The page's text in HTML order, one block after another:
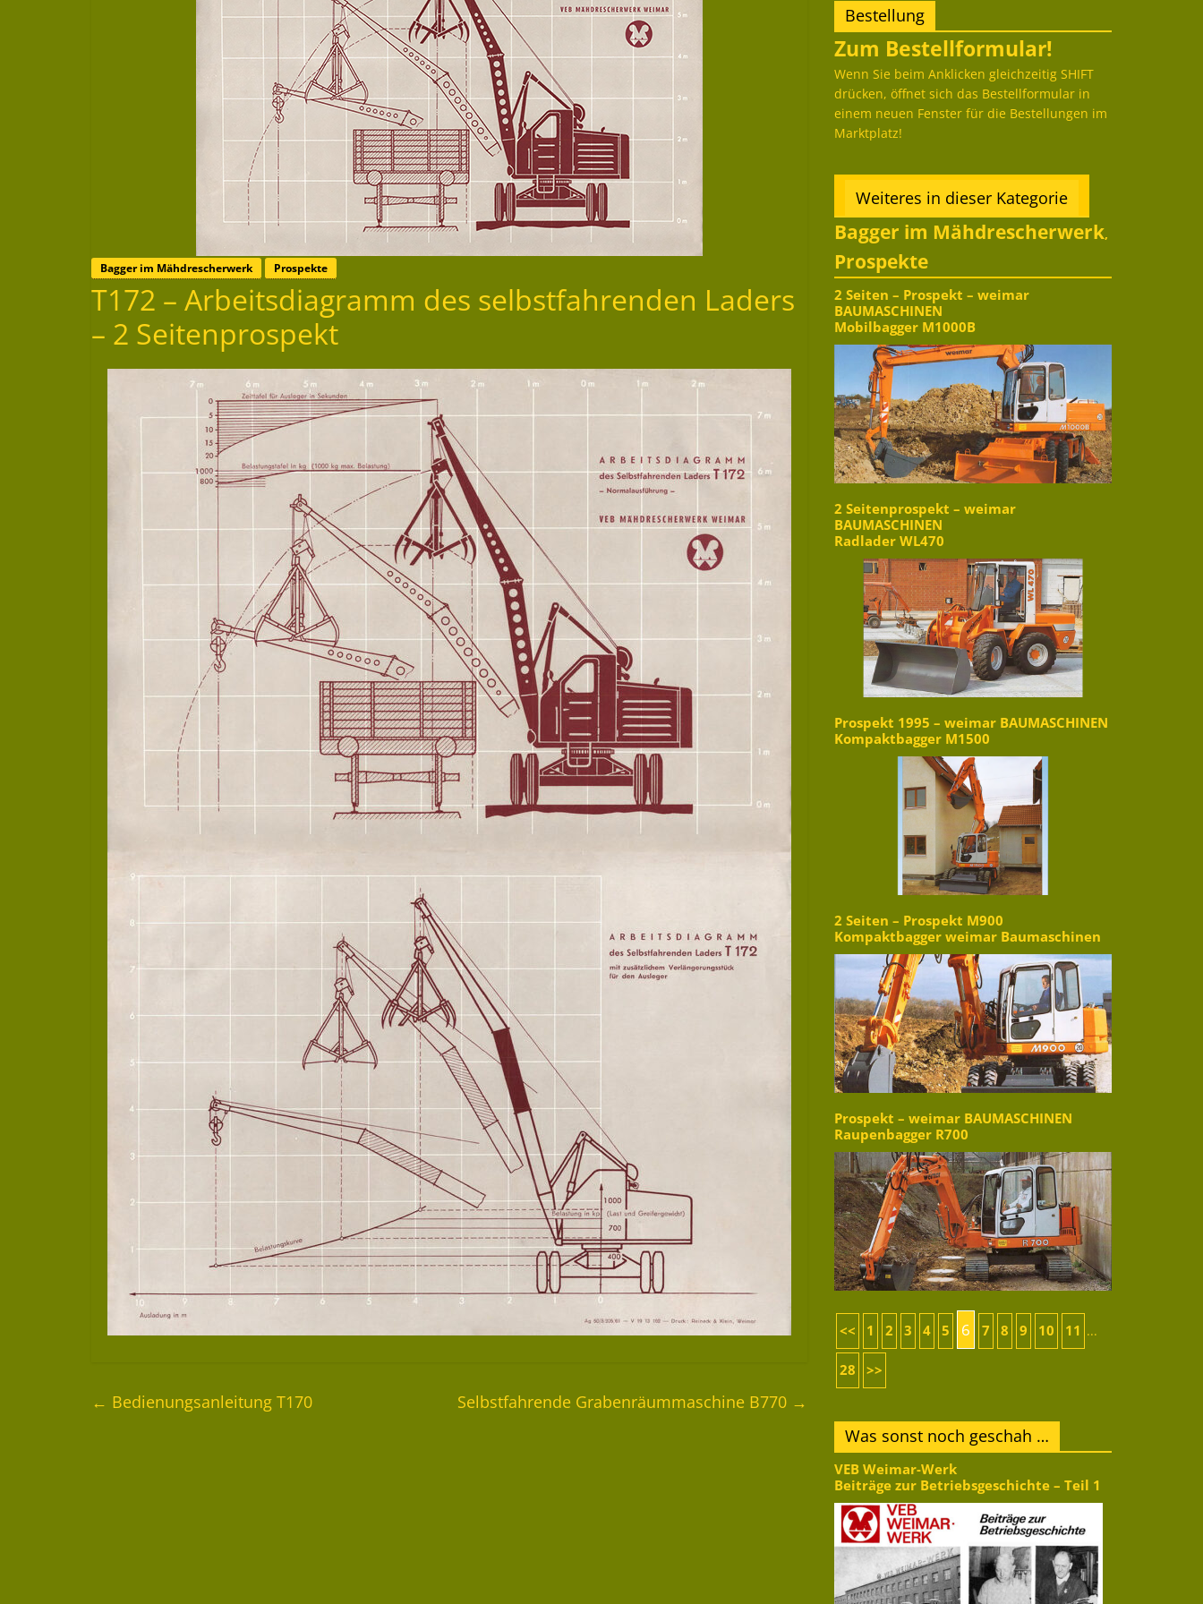
Bagger im Mähdrescherwerk Prospekte
T172 – Arbeitsdiagramm des selbstfahrenden Laders
– 2 Seitenprospekt
← Bedienungsanleitung T170 Selbstfahrende Grabenräummaschine B770 →
Bestellung
Zum Bestellformular!
Wenn Sie beim Anklicken gleichzeitig SHIFT
drücken, öffnet sich das Bestellformular in
einem neuen Fenster für die Bestellungen im
Marktplatz!
Weiteres in dieser Kategorie
Bagger im Mähdrescherwerk,
Prospekte
2 Seiten – Prospekt – weimar
BAUMASCHINEN
Mobilbagger M1000B
2 Seitenprospekt – weimar
BAUMASCHINEN
Radlader WL470
Prospekt 1995 – weimar BAUMASCHINEN
Kompaktbagger M1500
2 Seiten – Prospekt M900
Kompaktbagger weimar Baumaschinen
Prospekt – weimar BAUMASCHINEN
Raupenbagger R700
<< 1 2 3 4 5 6 7 8 9 10 11 ...
28 >>
Was sonst noch geschah …
VEB Weimar-Werk
Beiträge zur Betriebsgeschichte – Teil 1